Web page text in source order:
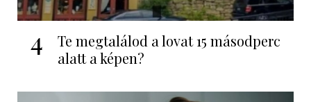
4
Te megtalálod a lovat 15 másodperc
alatt a képen?